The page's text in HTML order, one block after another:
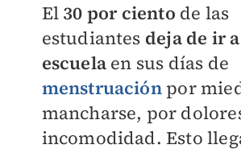
El 30 por ciento de las
estudiantes deja de ir
escuelaen sus días de
menstruaciónpor
mancharse, por
incomodidad. Esto